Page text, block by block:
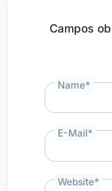
Campos
Name*
E-Mail*
Website*